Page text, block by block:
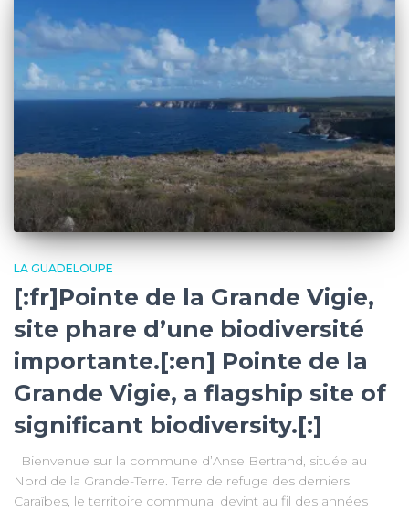
LA GUADELOUPE
[:fr]Pointe de la Grande Vigie,
site phare d’une biodiversité
importante.[:en] Pointe de la
Grande Vigie, a flagship site of
significant biodiversity.[:]
Bienvenue sur la commune d’Anse Bertrand, située au
Nord de la Grande-Terre. Terre de refuge des derniers
Caraïbes, le territoire communal devint au fil des années